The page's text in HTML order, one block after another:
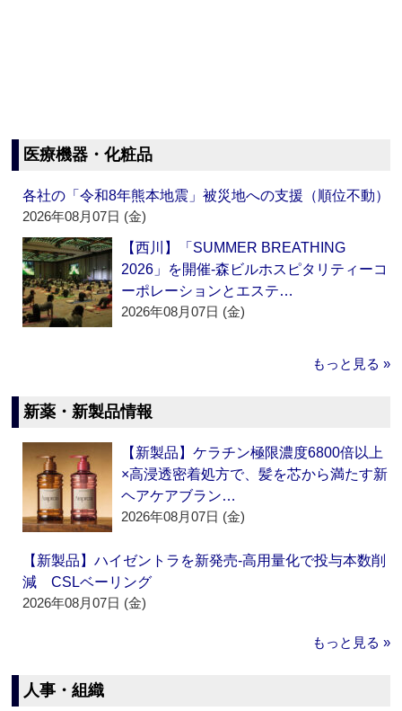
医療機器・化粧品
各社の「令和8年熊本地震」被災地への支援（順位不動）
2026年08月07日 (金)
【西川】「SUMMER BREATHING
2026」を開催‐森ビルホスピタリティーコ
ーポレーションとエステ…
2026年08月07日 (金)
もっと見る »
新薬・新製品情報
【新製品】ケラチン極限濃度6800倍以上
×高浸透密着処方で、髪を芯から満たす新
ヘアケアブラン…
2026年08月07日 (金)
【新製品】ハイゼントラを新発売‐高用量化で投与本数削
減 CSLベーリング
2026年08月07日 (金)
もっと見る »
人事・組織